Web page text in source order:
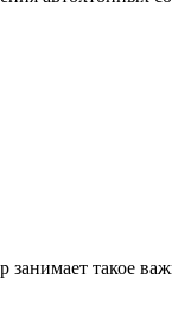
такое